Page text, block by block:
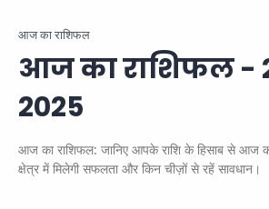
आज का राशिफल
आज का राशिफल -
2025
आज का राशिफल: जानिए आपके राशि के हिसाब से आज
क्षेत्र में मिलेगी सफलता और किन चीज़ों से रहें सावधान।